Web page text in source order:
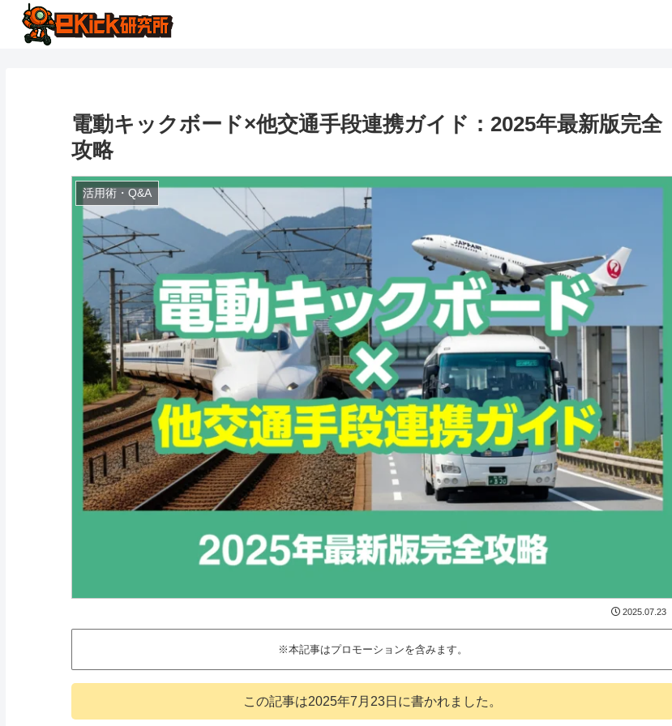
電動キックボード×他交通手段連携ガイド：2025年最新版完全
攻略
活用術・Q&A
2025.07.23
※本記事はプロモーションを含みます。
この記事は2025年7月23日 に書かれました。